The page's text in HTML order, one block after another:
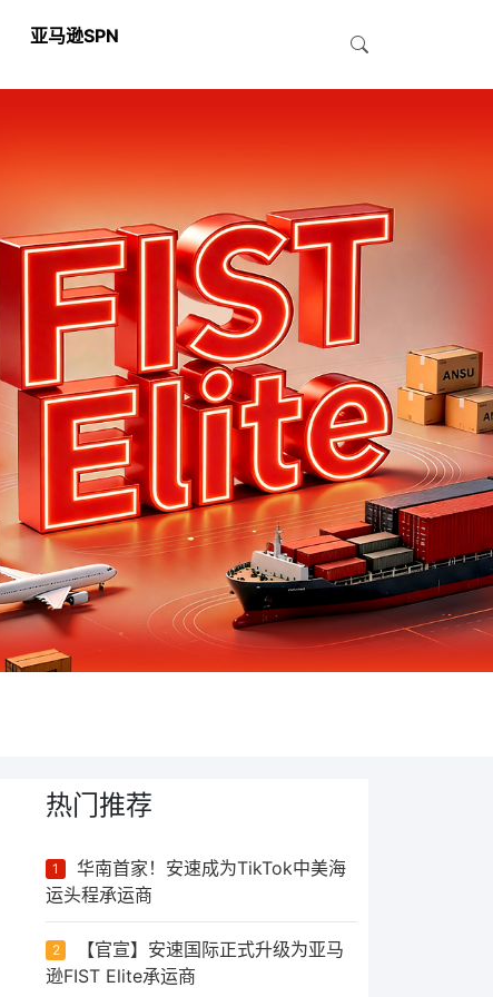
亚马逊SPN
热门推荐
1
华南首家！安速成为TikTok中美海
运头程承运商
2
【官宣】安速国际正式升级为亚马
逊FIST Elite承运商